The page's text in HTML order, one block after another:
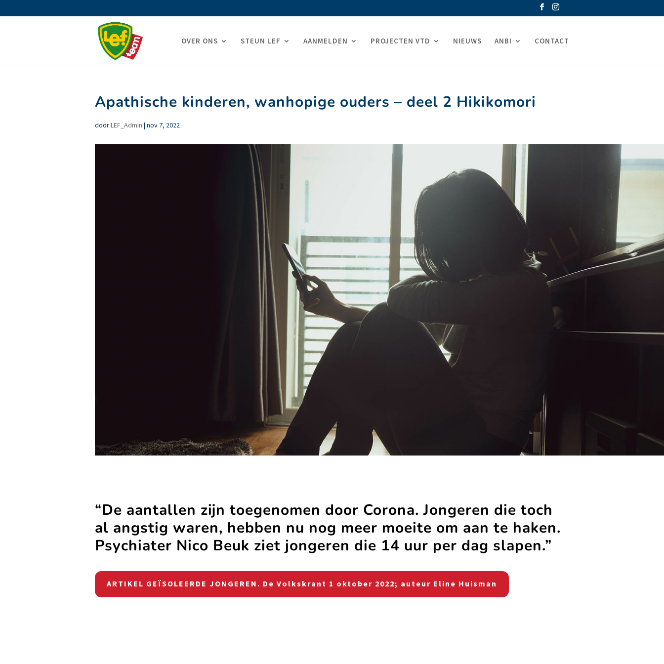
OVER ONS STEUN LEF AANMELDEN PROJECTEN VTD NIEUWS ANBI CONTACT
Apathische kinderen, wanhopige ouders – deel 2 Hikikomori
doorLEF_Admin | nov 7, 2022
“De aantallen zijn toegenomen door Corona. Jongeren die toch
al angstig waren, hebben nu nog meer moeite om aan te haken.
Psychiater Nico Beuk ziet jongeren die 14 uur per dag slapen.”
ARTIKEL GEÏSOLEERDE JONGEREN. De Volkskrant 1 oktober 2022; auteur Eline Huisman